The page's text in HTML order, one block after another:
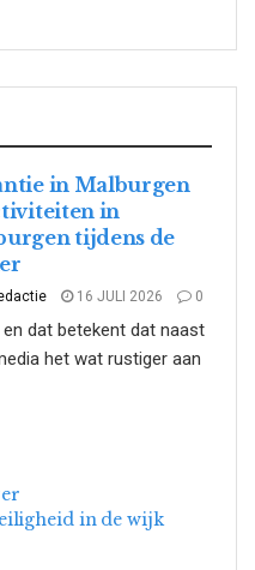
in Malburgen
in
tijdens de
16 JULI 2026 0
dat betekent dat naast
het wat rustiger aan
in de wijk